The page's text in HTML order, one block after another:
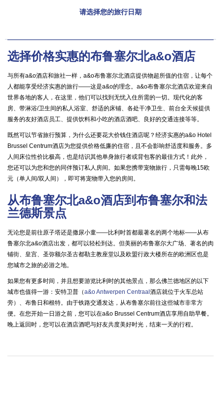
请选择您的旅行日期
选择价格实惠的布鲁塞尔北a&o酒店
与所有a&o酒店和旅社一样，a&o布鲁塞尔北酒店提供物超所值的住宿，让每个
人都能享受经济实惠的旅行——这是a&o的理念。a&o布鲁塞尔北酒店欢迎来自
世界各地的客人，在这里，他们可以找到无忧入住所需的一切。现代化的客
房、带淋浴/卫生间的私人浴室、舒适的床铺、各处干净卫生、前台全天候提供
服务的友好酒店员工、提供饮料和小吃的酒店酒吧、良好的交通连接等等。
既然可以节省旅行预算，为什么还要花大价钱住酒店呢？经济实惠的a&o Hotel
Brussel Centrum酒店为您提供价格低廉的住宿，且不会影响舒适度和服务。多
人间床位性价比极高，也是结识其他单身旅行者或背包客的最佳方式！此外，
您还可以为您和您的同伴预订私人房间。如果您携带宠物旅行，只需每晚15欧
元（单人间/双人间），即可将宠物带入您的房间。
从布鲁塞尔北a&o酒店到布鲁塞尔和法
兰德斯景点
无论您是前往原子塔还是撒尿小童——比利时首都最著名的两个地标——从布
鲁塞尔北a&o酒店出发，都可以轻松到达。但美丽的布鲁塞尔大广场、著名的肉
铺街、皇宫、圣弥额尔圣古都勒主教座堂以及欧盟行政大楼所在的欧洲区也是
您城市之旅的必游之地。
如果您有更多时间，并且想要游览比利时的其他景点，那么佛兰德地区的以下
城市也值得一游：安特卫普（a&o Antwerpen Centraal 酒店就位于火车总站
旁）、布鲁日和根特。由于铁路交通发达，从布鲁塞尔前往这些城市非常方
便。在您开始一日游之前，您可以在a&o Brussel Centrum酒店享用自助早餐。
晚上返回时，您可以在酒店酒吧与好友共度美好时光，结束一天的行程。